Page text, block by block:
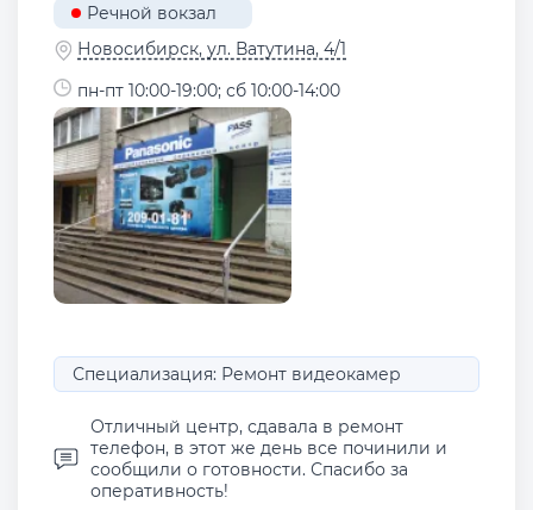
Речной вокзал
Новосибирск, ул. Ватутина, 4/1
пн-пт 10:00-19:00; сб 10:00-14:00
Специализация: Ремонт видеокамер
Отличный центр, сдавала в ремонт
телефон, в этот же день все починили и
сообщили о готовности. Спасибо за
оперативность!